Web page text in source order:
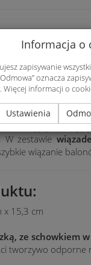
szybkie
– pompujesz!
Nadmuch
Kabel z wtyczką
, atrakcyjny i
W zestawie
wiązanie
x 15,3 cm
ze schowkiem
tworzywo odporne
Informacja o
zapisywanie
oznacza
informacji o
Ustawienia